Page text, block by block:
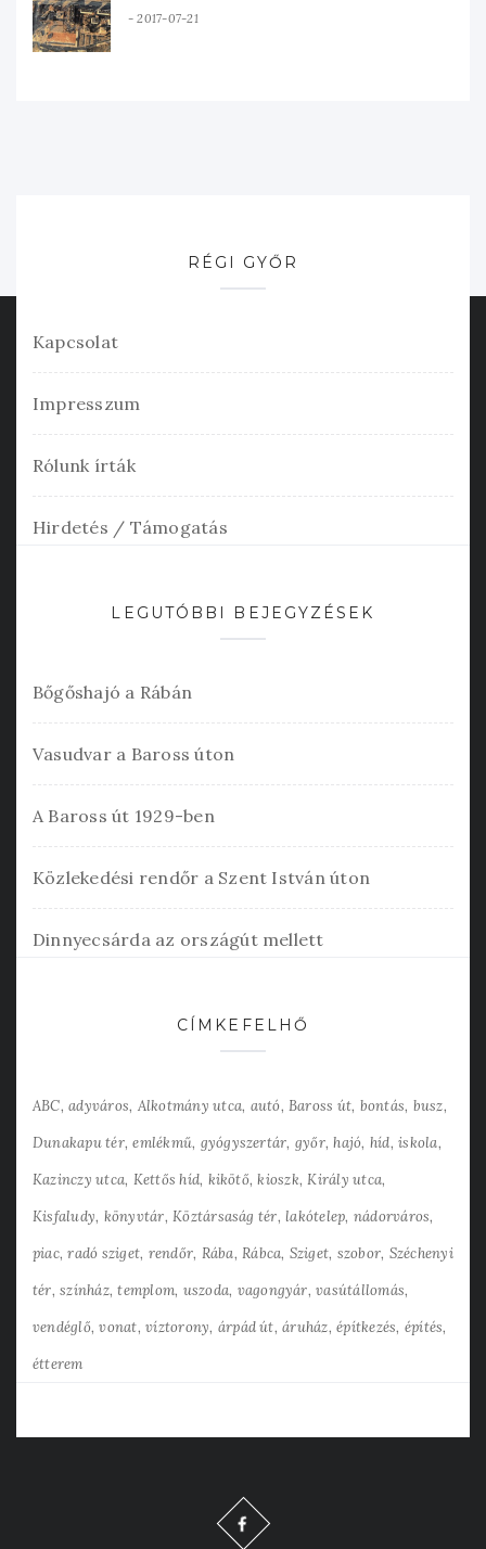
2017-07-21
RÉGI GYŐR
Kapcsolat
Impresszum
Rólunk írták
Hirdetés / Támogatás
LEGUTÓBBI BEJEGYZÉSEK
Bőgőshajó a Rábán
Vasudvar a Baross úton
A Baross út 1929-ben
Közlekedési rendőr a Szent István úton
Dinnyecsárda az országút mellett
CÍMKEFELHŐ
ABC adyváros Alkotmány utca autó Baross út bontás busz
Dunakapu tér emlékmű gyógyszertár győr hajó híd iskola
Kazinczy utca Kettős híd kikötő kioszk Király utca
Kisfaludy könyvtár Köztársaság tér lakótelep nádorváros
piac radó sziget rendőr Rába Rábca Sziget szobor Széchenyi
tér színház templom uszoda vagongyár vasútállomás
vendéglő vonat víztorony árpád út áruház építkezés építés
étterem